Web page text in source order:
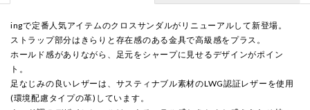
ingで定番人気アイテムのクロスサンダルがリニューアルして新登場。
ストラップ部分はきらりと存在感のある金具で高級感をプラス。
ホールド感がありながら、足元をシャープに見せるデザインがポイン
ト。
足なじみの良いレザーは、サスティナブル素材のLWG認証レザーを使用
(環境配慮タイプの革)しています。